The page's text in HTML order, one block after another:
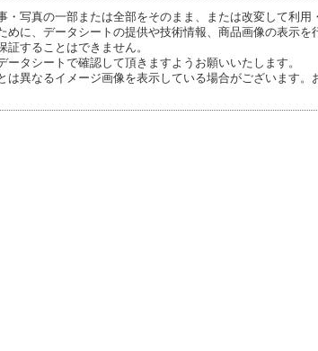
写真の一部または全部をそのまま、または改変して利用
めに、データシートの提供や技術情報、商品画像の表示
することはできません。
タシートで確認して頂きますようお願いいたします。
は異なるイメージ画像を表示している場合がございます